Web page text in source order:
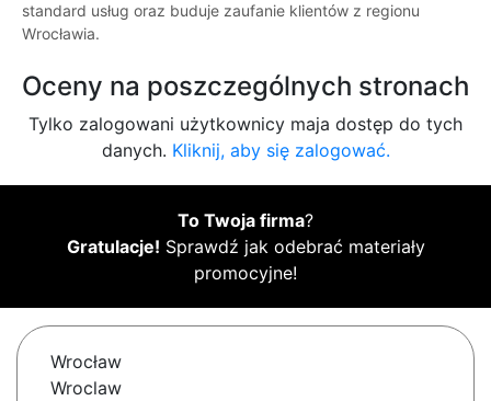
standard usług oraz buduje zaufanie klientów z regionu
Wrocławia.
Oceny na poszczególnych stronach
Tylko zalogowani użytkownicy maja dostęp do tych
danych. Kliknij, aby się zalogować.
To Twoja firma?
Gratulacje! Sprawdź jak odebrać materiały
promocyjne!
Wrocław
Wroclaw